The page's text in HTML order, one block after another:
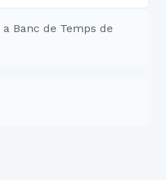
Banc de Temps de